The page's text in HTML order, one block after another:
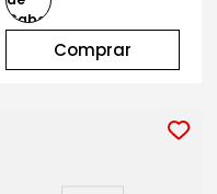
Comprar